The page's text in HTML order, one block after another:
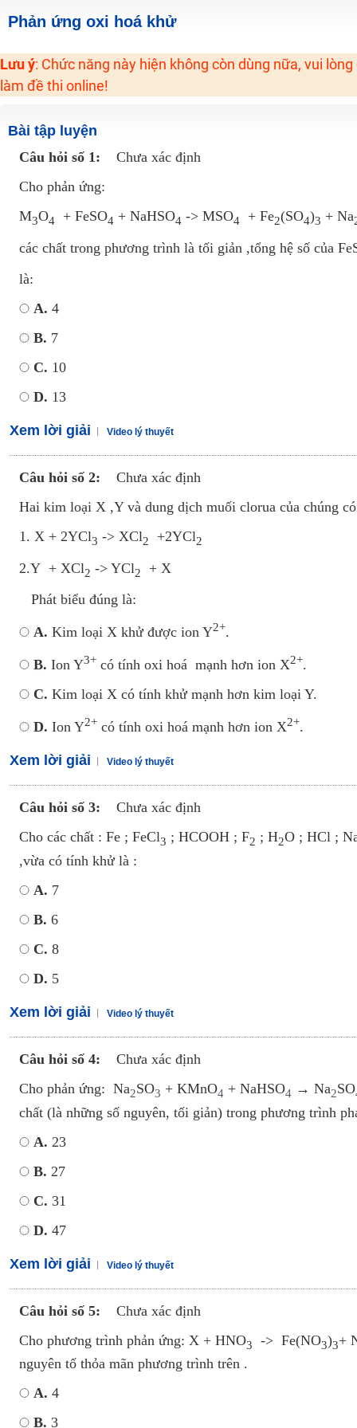
2K6! Lộ Trình Sun 2024 - Ba bước luyện thi TN THPT - ĐH ít nhất 25 điểm
Khuyến Mãi Khoá Học 1K Chỉ Từ 11-13/09/2024
Đồng giá khóa học 499K - 399K (13/11-15/11)
Khai giảng khóa Ngữ văn 7 - xây nền vững chắc cho tương lai!
Luyện thi vào lớp 10 môn Toán, Văn, Hóa, Anh, Lý với giáo viên giỏi và nổi
Phản ứng oxi hoá khử
Lưu ý: Chức năng này hiện không còn dùng nữa, vui
làm đề thi online!
Bài tập luyện
Câu hỏi số 1:
Chưa xác định
Cho phản ứng:
M3O4 + FeSO4 + NaHSO4 -> MSO4 + Fe2(SO4)3 + Na
các chất trong phương trình là tối giản ,tổng hệ số của
là:
A. 4
B. 7
C. 10
D. 13
Xem lời giải Video lý thuyết
Câu hỏi số 2:
Chưa xác định
Hai kim loại X ,Y và dung dịch muối clorua của chúng
1. X + 2YCl3 -> XCl2 +2YCl2
2.Y + XCl2 -> YCl2
+ X
Phát biểu đúng là:
A. Kim loại X khử được ion Y2+.
B. Ion Y3+ có tính oxi hoá mạnh hơn ion X2+.
C. Kim loại X có tính khử mạnh hơn kim loại Y.
D. Ion Y2+ có tính oxi hoá mạnh hơn ion X2+.
Xem lời giải Video lý thuyết
Câu hỏi số 3:
Chưa xác định
Cho các chất : Fe ; FeCl3 ; HCOOH ; F2 ; H2O ; HCl ;
,vừa có tính khử là :
A. 7
B. 6
C. 8
D. 5
Xem lời giải Video lý thuyết
Câu hỏi số 4:
Chưa xác định
Cho phản ứng: Na2SO3 + KMnO4 + NaHSO4 → Na2SO
chất (là những số nguyên, tối giản) trong phương trình
A. 23
B. 27
C. 31
D. 47
Xem lời giải Video lý thuyết
Câu hỏi số 5:
Chưa xác định
Cho phương trình phản ứng: X + HNO3 -> Fe(NO­3)­3+
nguyên tố thỏa mãn phương trình trên .
A. 4
B. 3